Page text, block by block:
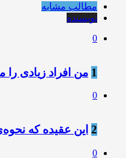
مطالب مشابه
نویسنده
0
1 من افراد زیادی
0
2 این عقیده که
0